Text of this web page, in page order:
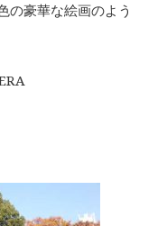
の豪華な絵画のよう